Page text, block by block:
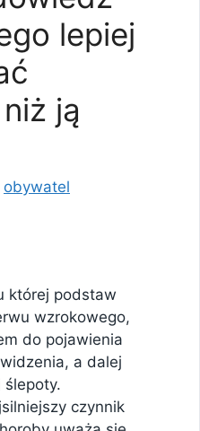
lepiej
ją
obywatel
której podstaw
wzrokowego,
do pojawienia
a dalej
ślepoty.
czynnik